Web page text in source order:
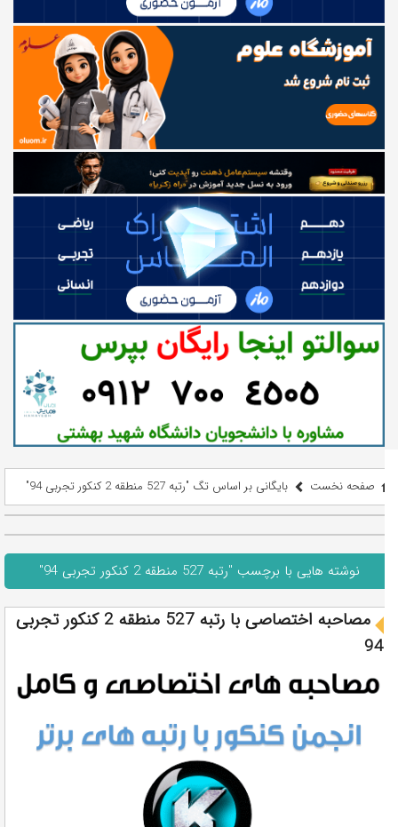
صفحه نخست بایگانی بر اساس تگ "رتبه 527 منطقه 2 کنکور تجربی 94"
نوشته هایی با برچسب "رتبه 527 منطقه 2 کنکور تجربی 94"
مصاحبه اختصاصی با رتبه 527 منطقه 2 کنکور تجربی
94